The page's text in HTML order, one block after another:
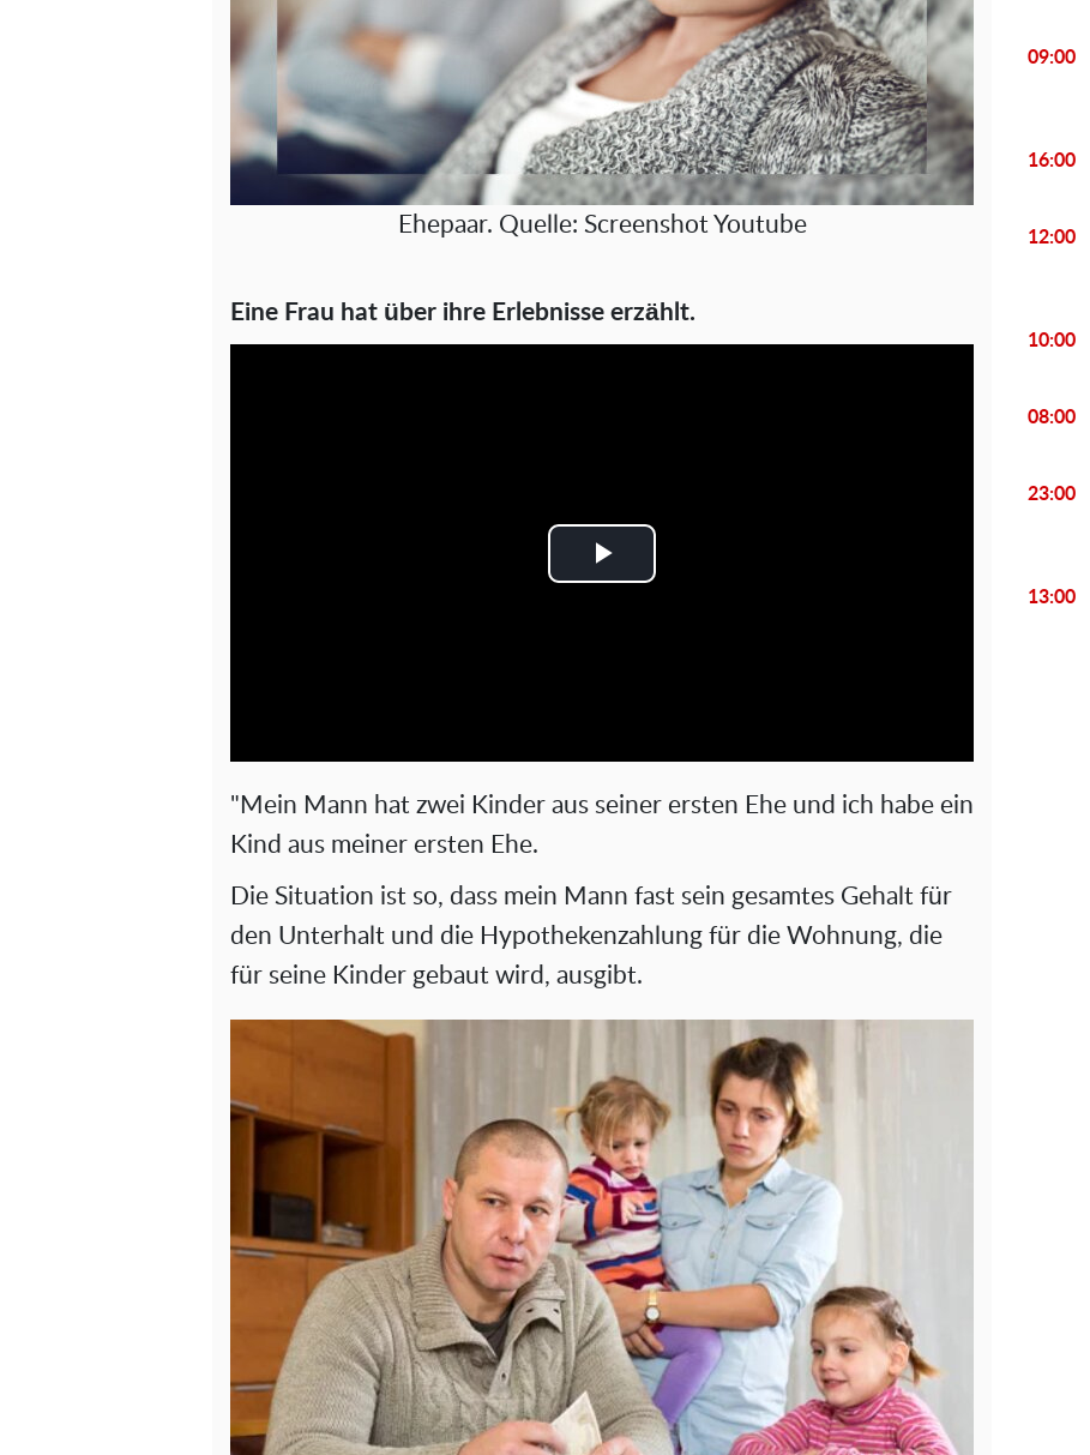
Ehepaar. Quelle: Screenshot Youtube
Eine Frau hat über ihre Erlebnisse erzählt.
P
V
d
e
o
"Mein Mann hat zwei Kinder aus seiner ersten Ehe und ich habe ein
Kind aus meiner ersten Ehe.
Die Situation ist so, dass mein Mann fast sein gesamtes Gehalt für
den Unterhalt und die Hypothekenzahlung für die Wohnung, die
für seine Kinder gebaut wird, ausgibt.
09:00
16:00
12:00
10:00
08:00
23:00
13:00